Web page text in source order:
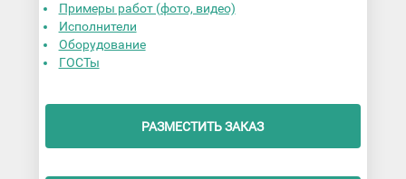
Примеры работ (фото, видео)
Исполнители
Оборудование
ГОСТы
РАЗМЕСТИТЬ ЗАКАЗ